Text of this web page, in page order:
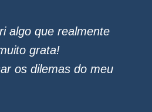
algo que realmente
grata!
os dilemas do meu